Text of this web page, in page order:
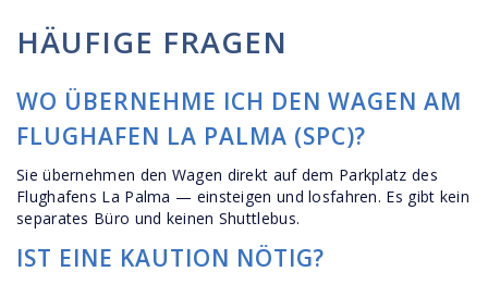
HÄUFIGE FRAGEN
WO ÜBERNEHME ICH DEN WAGEN AM
FLUGHAFEN LA PALMA (SPC)?
Sie übernehmen den Wagen direkt auf dem Parkplatz des
Flughafens La Palma — einsteigen und losfahren. Es gibt kein
separates Büro und keinen Shuttlebus.
IST EINE KAUTION NÖTIG?